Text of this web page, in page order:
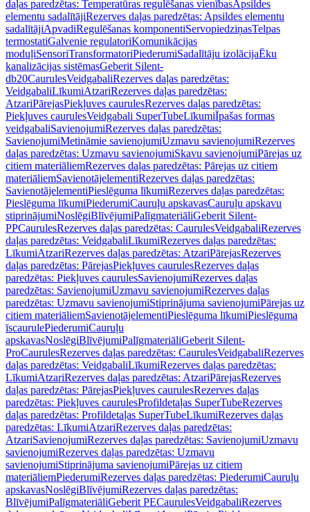
daļas paredzētas: Temperatūras regulēšanas vienībasApsildes
elementu sadalītājiRezerves daļas paredzētas: Apsildes elementu
sadalītājiApvadiRegulēšanas komponentiServopiedziņasTelpas
termostatiGalvenie regulatoriKomunikācijas
moduļiSensoriTransformatoriPiederumiSadalītāju izolācijaĒku
kanalizācijas sistēmasGeberit Silent-
db20CaurulesVeidgabaliRezerves daļas paredzētas:
VeidgabaliLīkumiAtzariRezerves daļas paredzētas:
AtzariPārejasPiekļuves caurulesRezerves daļas paredzētas:
Piekļuves caurulesVeidgabali SuperTubeLīkumiĪpašas formas
veidgabaliSavienojumiRezerves daļas paredzētas:
SavienojumiMetināmie savienojumiUzmavu savienojumiRezerves
daļas paredzētas: Uzmavu savienojumiSkavu savienojumiPārejas uz
citiem materiāliemRezerves daļas paredzētas: Pārejas uz citiem
materiāliemSavienotājelementiRezerves daļas paredzētas:
SavienotājelementiPieslēguma līkumiRezerves daļas paredzētas:
Pieslēguma līkumiPiederumiCauruļu apskavasCauruļu apskavu
stiprinājumiNoslēgiBlīvējumiPalīgmateriāliGeberit Silent-
PPCaurulesRezerves daļas paredzētas: CaurulesVeidgabaliRezerves
daļas paredzētas: VeidgabaliLīkumiRezerves daļas paredzētas:
LīkumiAtzariRezerves daļas paredzētas: AtzariPārejasRezerves
daļas paredzētas: PārejasPiekļuves caurulesRezerves daļas
paredzētas: Piekļuves caurulesSavienojumiRezerves daļas
paredzētas: SavienojumiUzmavu savienojumiRezerves daļas
paredzētas: Uzmavu savienojumiStiprinājuma savienojumiPārejas uz
citiem materiāliemSavienotājelementiPieslēguma līkumiPieslēguma
īscaurulePiederumiCauruļu
apskavasNoslēgiBlīvējumiPalīgmateriāliGeberit Silent-
ProCaurulesRezerves daļas paredzētas: CaurulesVeidgabaliRezerves
daļas paredzētas: VeidgabaliLīkumiRezerves daļas paredzētas:
LīkumiAtzariRezerves daļas paredzētas: AtzariPārejasRezerves
daļas paredzētas: PārejasPiekļuves caurulesRezerves daļas
paredzētas: Piekļuves caurulesProfildetaļas SuperTubeRezerves
daļas paredzētas: Profildetaļas SuperTubeLīkumiRezerves daļas
paredzētas: LīkumiAtzariRezerves daļas paredzētas:
AtzariSavienojumiRezerves daļas paredzētas: SavienojumiUzmavu
savienojumiRezerves daļas paredzētas: Uzmavu
savienojumiStiprinājuma savienojumiPārejas uz citiem
materiāliemPiederumiRezerves daļas paredzētas: PiederumiCauruļu
apskavasNoslēgiBlīvējumiRezerves daļas paredzētas:
BlīvējumiPalīgmateriāliGeberit PECaurulesVeidgabaliRezerves